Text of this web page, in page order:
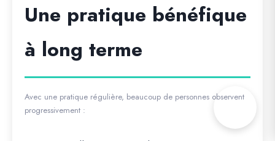
Une pratique bénéfique
à long terme
Avec une pratique régulière, beaucoup de personnes observent
progressivement :